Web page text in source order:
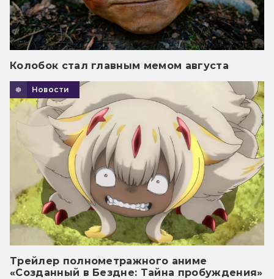
Колобок стал главным мемом августа
Новости
Трейлер полнометражного аниме
«Созданный в Бездне: Тайна пробуждения»